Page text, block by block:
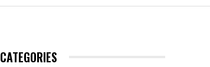
CATEGORIES